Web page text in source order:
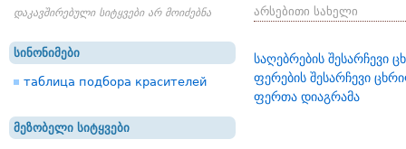
დაკავშირებული სიტყვები არ მოიძებნა
სინონიმები
таблица подбора красителей
მეზობელი სიტყვები
არსებითი სახელი
საღებრების შესარჩევი
ფერების შესარჩევი
ფერთა დიაგრამა